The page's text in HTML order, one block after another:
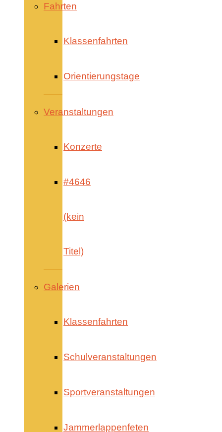
Fahrten
Klassenfahrten
Orientierungstage
Veranstaltungen
Konzerte
#4646
(kein
Titel)
Galerien
Klassenfahrten
Schulveranstaltungen
Sportveranstaltungen
Jammerlappenfeten